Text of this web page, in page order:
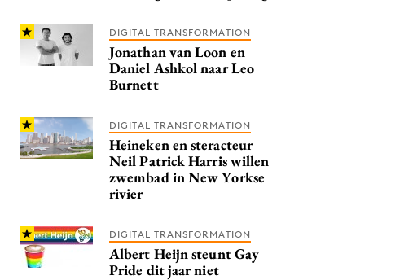
DIGITAL TRANSFORMATION
Jonathan van Loon en
Daniel Ashkol naar Leo
Burnett
DIGITAL TRANSFORMATION
Heineken en steracteur
Neil Patrick Harris willen
zwembad in New Yorkse
rivier
DIGITAL TRANSFORMATION
Albert Heijn steunt Gay
Pride dit jaar niet